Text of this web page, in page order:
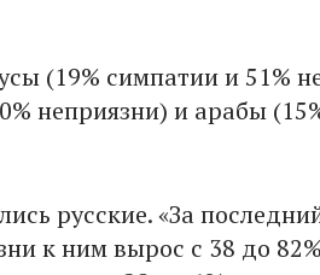
(19% симпатии и 51%
неприязни) и арабы
русские. «За
к ним вырос с 38 до